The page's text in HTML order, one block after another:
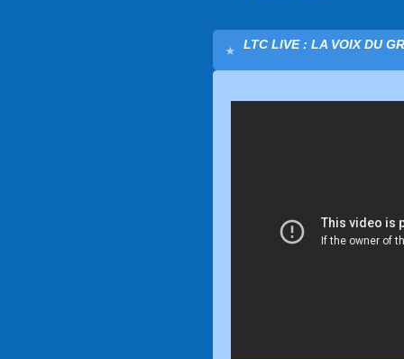
LTC LIVE : LA VOIX DU